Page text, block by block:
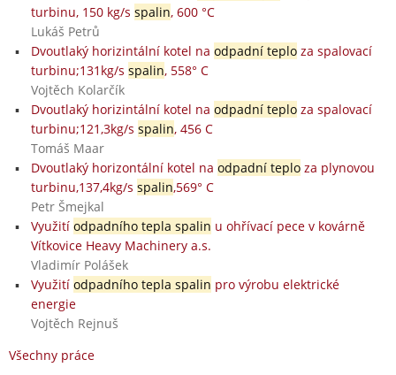
turbinu, 150 kg/s spalin, 600 °C
Lukáš Petrů
Dvoutlaký horizintální kotel na odpadní teploza spalovací
turbinu;131kg/s spalin, 558° C
Vojtěch Kolarčík
Dvoutlaký horizintální kotel na odpadní teploza spalovací
turbinu;121,3kg/s spalin, 456 C
Tomáš Maar
Dvoutlaký horizontální kotel na odpadní teploza plynovou
turbinu,137,4kg/s spalin,569° C
Petr Šmejkal
Využití odpadního tepla spalin u ohřívací pece v kovárně
Vítkovice Heavy Machinery a.s.
Vladimír Polášek
Využití odpadního tepla spalin pro výrobu elektrické
energie
Vojtěch Rejnuš
Všechny práce